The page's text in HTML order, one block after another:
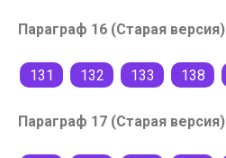
Параграф 16 (Старая версия)
131 132 133 138
Параграф 17 (Старая версия)